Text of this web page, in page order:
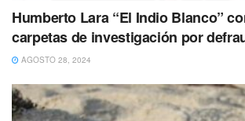
Humberto Lara “El Indio Blanco”
carpetas de investigación por
AGOSTO 28, 2024